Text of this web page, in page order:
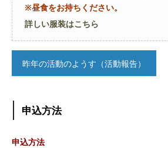
※昼食をお持ちください。
詳しい服装はこちら
昨年の活動のようす（活動報告）
申込方法
申込方法